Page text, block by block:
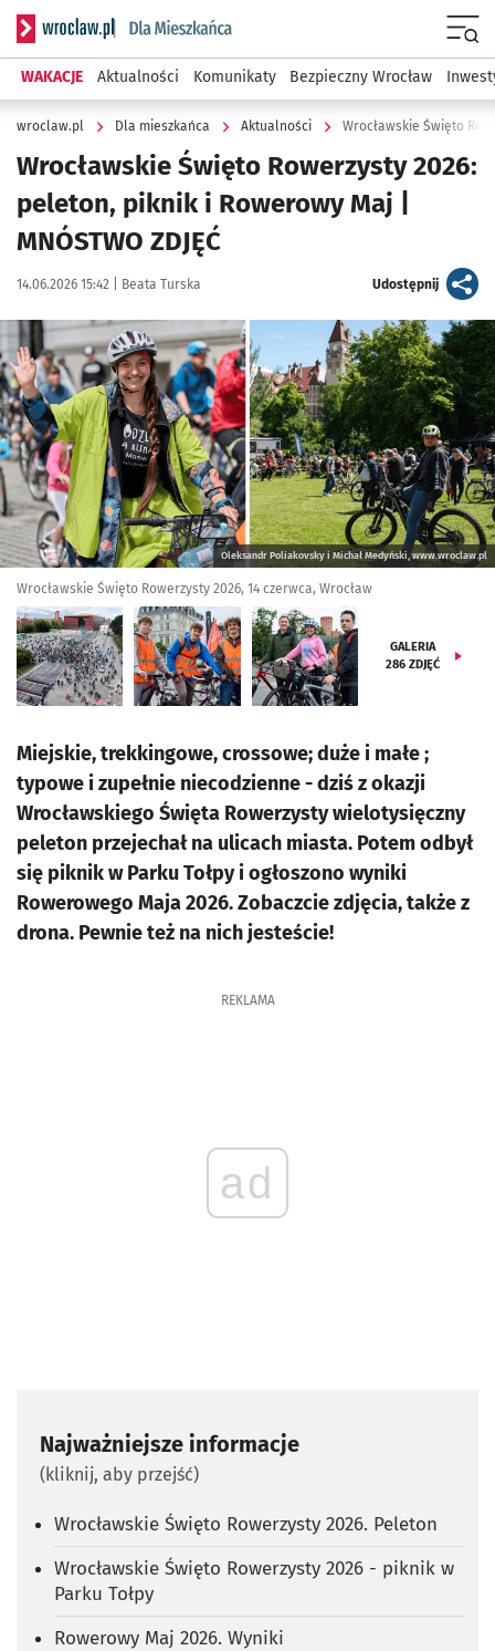
Serwis informacyjny wroclaw.pl podserwis: Dla mieszkańca
WAKACJE Aktualności Komunikaty Bezpieczny Wrocław
wroclaw.pl Dla mieszkańca Aktualności Wrocławskie Święto
Wrocławskie Święto Rowerzysty 2026:
peleton, piknik i Rowerowy Maj |
MNÓSTWO ZDJĘĆ
Data publikacji:
14.06.2026 15:42 | Autor:
Beata Turska Udostępnijartykuł
Kliknij, aby zobaczyć galerię
Kliknij, aby powiększyć
Oleksandr Poliakovsky i Michał Medyński, www.wroclaw.pl
Wrocławskie Święto Rowerzysty 2026, 14 czerwca, Wrocław
GALERIA
286 ZDJĘĆ
Miejskie, trekkingowe, crossowe; duże i małe ;
typowe i zupełnie niecodzienne - dziś z okazji
Wrocławskiego Święta Rowerzysty wielotysięczny
peleton przejechał na ulicach miasta. Potem odbył
się piknik w Parku Tołpy i ogłoszono wyniki
Rowerowego Maja 2026. Zobaczcie zdjęcia, także z
drona. Pewnie też na nich jesteście!
REKLAMA
ad
Najważniejsze informacje
(kliknij, aby przejść)
Wrocławskie Święto Rowerzysty 2026. Peleton
Wrocławskie Święto Rowerzysty 2026 - piknik w
Parku Tołpy
Rowerowy Maj 2026. Wyniki